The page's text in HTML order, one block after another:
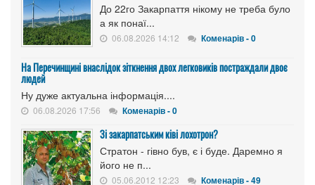
До 22го Закарпаття нікому не треба було
а як понаї...
06.08.2026 14:12 Коменарів - 0
На Перечинщині внаслідок зіткнення двох легковиків постраждали двоє
людей
Ну дуже актуальна інформація....
06.08.2026 17:56 Коменарів - 0
Зі закарпатським ківі лохотрон?
Стратон - гівно був, є і буде. Даремно я
його не п...
05.06.2012 12:23 Коменарів - 49